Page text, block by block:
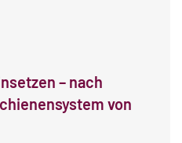
– nach
von